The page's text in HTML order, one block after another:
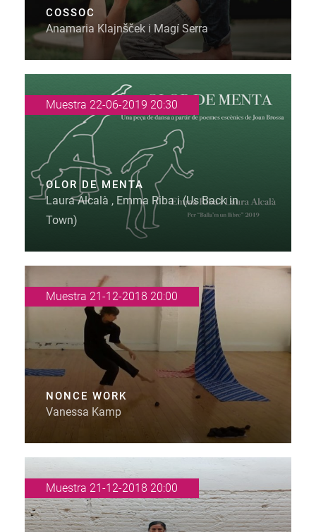
COSSOC
Anamaria Klajnšček i Magí Serra
Muestra 22-06-2019 20:30
OLOR DE MENTA
Laura Alcalà , Emma Riba i (Us Back in
Town)
Muestra 21-12-2018 20:00
NONCE WORK
Vanessa Kamp
Muestra 21-12-2018 20:00